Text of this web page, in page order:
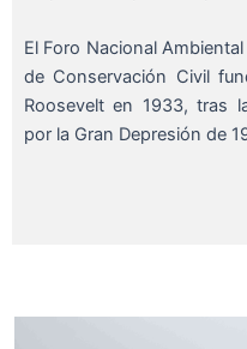
El Foro Nacional
de Conservación Civil
Roosevelt en 1933, tras
por la Gran Depresión de